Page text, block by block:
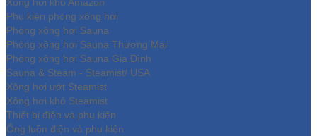
Xông hơi khô Amazon
Phụ kiện phòng xông hơi
Phòng xông hơi Sauna
Phòng xông hơi Sauna Thương Mại
Phòng xông hơi Sauna Gia Đình
Sauna & Steam - Steamist/ USA
Xông hơi ướt Steamist
Xông hơi khô Steamist
Thiết bị điện và phụ kiện
Ống luồn điện và phụ kiện